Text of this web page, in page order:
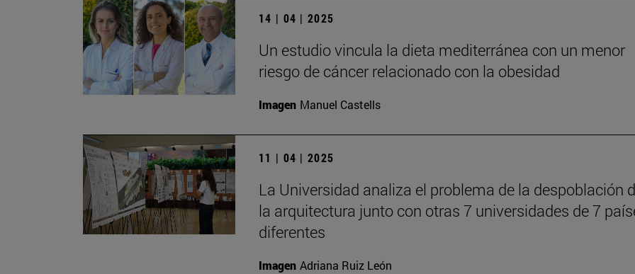
14 | 04 | 2025
Un estudio vincula la dieta mediterránea con un menor
riesgo de cáncer relacionado con la obesidad
Imagen Manuel Castells
11 | 04 | 2025
La Universidad analiza el problema de la despoblación
la arquitectura junto con otras 7 universidades de 7
diferentes
Imagen Adriana Ruiz León